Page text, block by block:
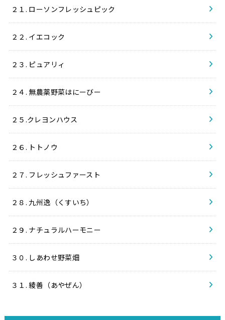
２１. ローソンフレッシュピック
２２. イエコック
２３. ピュアリィ
２４. 無農薬野菜はにーびー
２５.クレヨンハウス
２６. トトノウ
２７. フレッシュファースト
２８. 九州逸（くすいち）
２９. ナチュラルハーモニー
３０. しあわせ野菜畑
３１. 綾善（あやぜん）